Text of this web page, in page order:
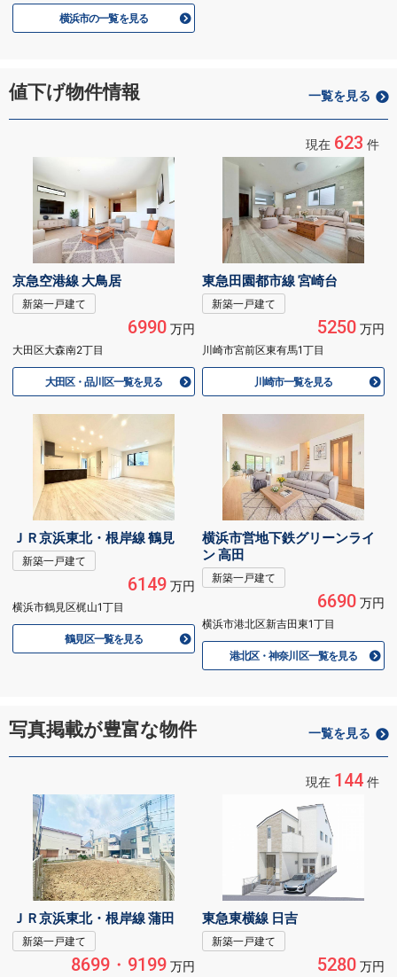
横浜市の一覧を見る
値下げ物件情報 一覧を見る
現在 623 件
京急空港線 大鳥居
新築一戸建て
6990万円
大田区大森南2丁目
大田区・品川区一覧を見る
東急田園都市線 宮崎台
新築一戸建て
5250万円
川崎市宮前区東有馬1丁目
川崎市一覧を見る
ＪＲ京浜東北・根岸線 鶴見
新築一戸建て
6149万円
横浜市鶴見区梶山1丁目
鶴見区一覧を見る
横浜市営地下鉄グリーンライ
ン 高田
新築一戸建て
6690万円
横浜市港北区新吉田東1丁目
港北区・神奈川区一覧を見る
写真掲載が豊富な物件 一覧を見る
現在 144 件
ＪＲ京浜東北・根岸線 蒲田
新築一戸建て
8699・9199万円
東急東横線 日吉
新築一戸建て
5280万円